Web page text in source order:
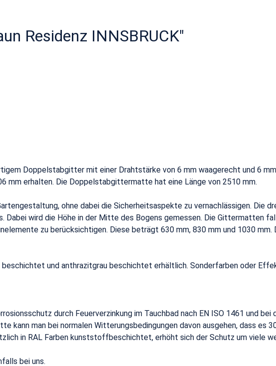
Residenz INNSBRUCK"
Doppelstabgitter mit einer Drahtstärke von 6 mm waagerecht und 6
mm erhalten. Die Doppelstabgittermatte hat eine Länge von 2510 mm.
ohne dabei die Sicherheitsaspekte zu vernachlässigen. Die
Dabei wird die Höhe in der Mitte des Bogens gemessen. Die Gittermatten
zu berücksichtigen. Diese beträgt 630 mm, 830 mm und 1030 mm.
und anthrazitgrau beschichtet erhältlich. Sonderfarben oder
durch Feuerverzinkung im Tauchbad nach EN ISO 1461 und bei
kann man bei normalen Witterungsbedingungen davon ausgehen, dass es
in RAL Farben kunststoffbeschichtet, erhöht sich der Schutz um viele
bei uns.